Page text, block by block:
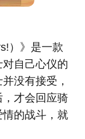
）》是一款
自己心仪的
没有接受，
才会回应骑
的战斗，就